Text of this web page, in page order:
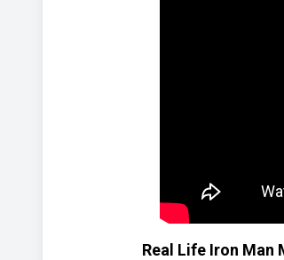
Real Life Iron